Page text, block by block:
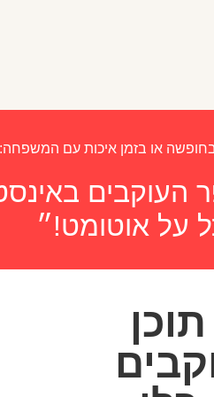
העוקבים
על אוטומט!״